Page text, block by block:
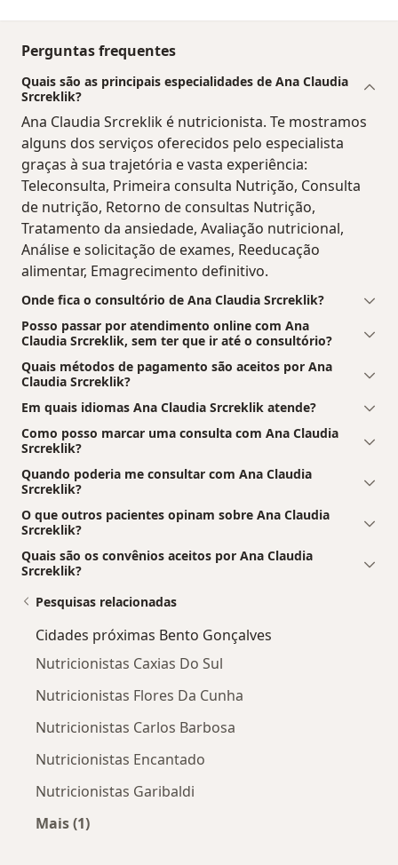
Perguntas frequentes
Quais são as principais especialidades de Ana Claudia
Srcreklik?
Ana Claudia Srcreklik é nutricionista. Te mostramos
alguns dos serviços oferecidos pelo especialista
graças à sua trajetória e vasta experiência:
Teleconsulta, Primeira consulta Nutrição, Consulta
de nutrição, Retorno de consultas Nutrição,
Tratamento da ansiedade, Avaliação nutricional,
Análise e solicitação de exames, Reeducação
alimentar, Emagrecimento definitivo.
Onde fica o consultório de Ana Claudia Srcreklik?
Posso passar por atendimento online com Ana
Claudia Srcreklik, sem ter que ir até o consultório?
Quais métodos de pagamento são aceitos por Ana
Claudia Srcreklik?
Em quais idiomas Ana Claudia Srcreklik atende?
Como posso marcar uma consulta com Ana Claudia
Srcreklik?
Quando poderia me consultar com Ana Claudia
Srcreklik?
O que outros pacientes opinam sobre Ana Claudia
Srcreklik?
Quais são os convênios aceitos por Ana Claudia
Srcreklik?
Pesquisas relacionadas
Cidades próximas Bento Gonçalves
Nutricionistas Caxias Do Sul
Nutricionistas Flores Da Cunha
Nutricionistas Carlos Barbosa
Nutricionistas Encantado
Nutricionistas Garibaldi
Mais (1)